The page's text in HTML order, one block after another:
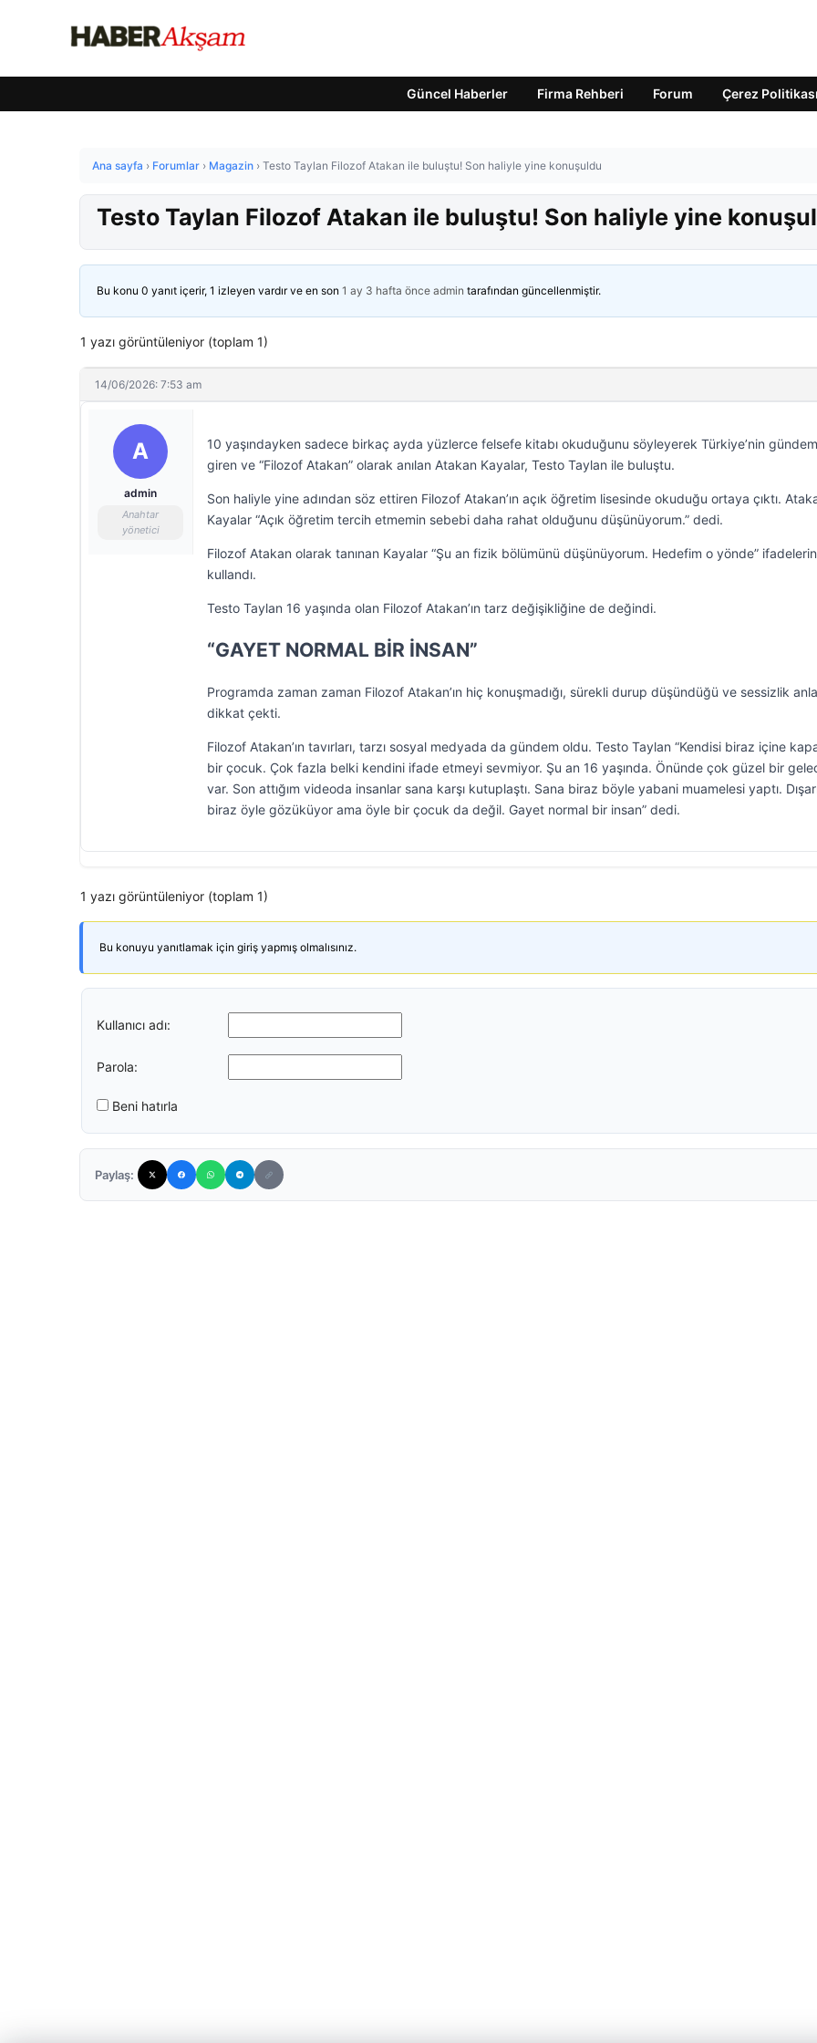
Güncel Haberler Firma Rehberi Forum Çerez Politikası
Ana sayfa › Forumlar › Magazin › Testo Taylan Filozof Atakan ile buluştu! Son haliyle yine konuşuldu
Testo Taylan Filozof Atakan ile buluştu! Son haliyle yine
Bu konu 0 yanıt içerir, 1 izleyen vardır ve en son 1 ay 3 hafta önce admin tarafından güncellenmiştir.
1 yazı görüntüleniyor (toplam 1)
14/06/2026: 7:53 am
A
admin
Anahtar
yönetici
10 yaşındayken sadece birkaç ayda yüzlerce felsefe kitabı okuduğunu söyleyerek Türkiye’nin
giren ve “Filozof Atakan” olarak anılan Atakan Kayalar, Testo Taylan ile buluştu.
Son haliyle yine adından söz ettiren Filozof Atakan’ın açık öğretim lisesinde okuduğu ortaya çıktı.
Kayalar “Açık öğretim tercih etmemin sebebi daha rahat olduğunu düşünüyorum.” dedi.
Filozof Atakan olarak tanınan Kayalar “Şu an fizik bölümünü düşünüyorum. Hedefim o yönde”
kullandı.
Testo Taylan 16 yaşında olan Filozof Atakan’ın tarz değişikliğine de değindi.
“GAYET NORMAL BİR İNSAN”
Programda zaman zaman Filozof Atakan’ın hiç konuşmadığı, sürekli durup düşündüğü ve sessizlik
dikkat çekti.
Filozof Atakan’ın tavırları, tarzı sosyal medyada da gündem oldu. Testo Taylan “Kendisi biraz içine
bir çocuk. Çok fazla belki kendini ifade etmeyi sevmiyor. Şu an 16 yaşında. Önünde çok güzel bir
var. Son attığım videoda insanlar sana karşı kutuplaştı. Sana biraz böyle yabani muamelesi yaptı.
biraz öyle gözüküyor ama öyle bir çocuk da değil. Gayet normal bir insan” dedi.
1 yazı görüntüleniyor (toplam 1)
Bu konuyu yanıtlamak için giriş yapmış olmalısınız.
Kullanıcı adı:
Parola:
Beni hatırla
Paylaş: